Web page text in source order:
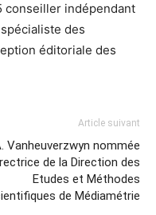
conseiller indépendant
des
éditoriale des
Article suivant
Vanheuverzwyn nommée
de la Direction des
Etudes et Méthodes
de Médiamétrie